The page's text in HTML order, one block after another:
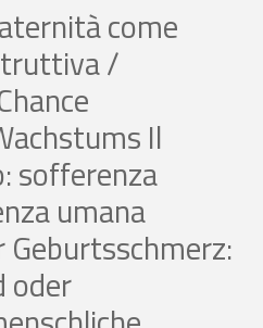
come
/
Il
sofferenza
umana
oder